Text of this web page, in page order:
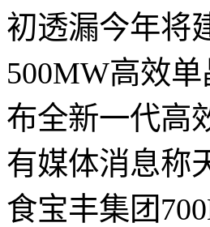
初透漏今年将
500MW高效
布全新一代高
有媒体消息称
食宝丰集团